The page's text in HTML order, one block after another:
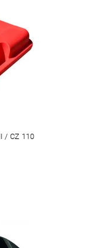
/ CZ 110